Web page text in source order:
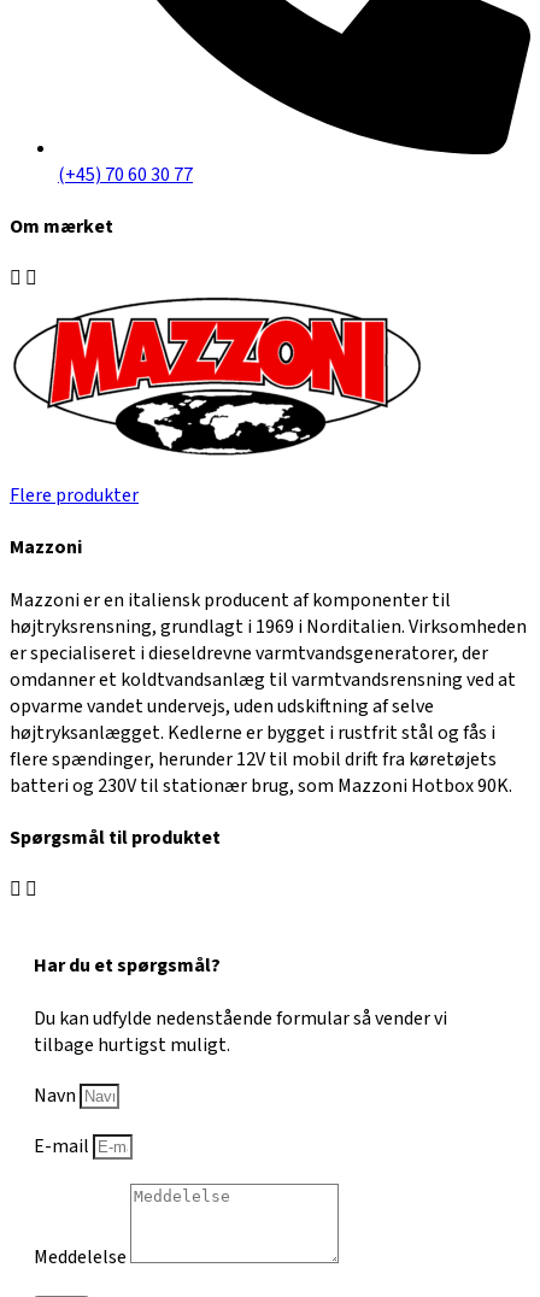
(+45) 70 60 30 77
Om mærket
Flere produkter
Mazzoni
Mazzoni er en italiensk producent af komponenter til
højtryksrensning, grundlagt i 1969 i Norditalien. Virksomheden
er specialiseret i dieseldrevne varmtvandsgeneratorer, der
omdanner et koldtvandsanlæg til varmtvandsrensning ved at
opvarme vandet undervejs, uden udskiftning af selve
højtryksanlægget. Kedlerne er bygget i rustfrit stål og fås i
flere spændinger, herunder 12V til mobil drift fra køretøjets
batteri og 230V til stationær brug, som Mazzoni Hotbox 90K.
Spørgsmål til produktet
Har du et spørgsmål?
Du kan udfylde nedenstående formular så vender vi
tilbage hurtigst muligt.
Navn
E-mail
Meddelelse